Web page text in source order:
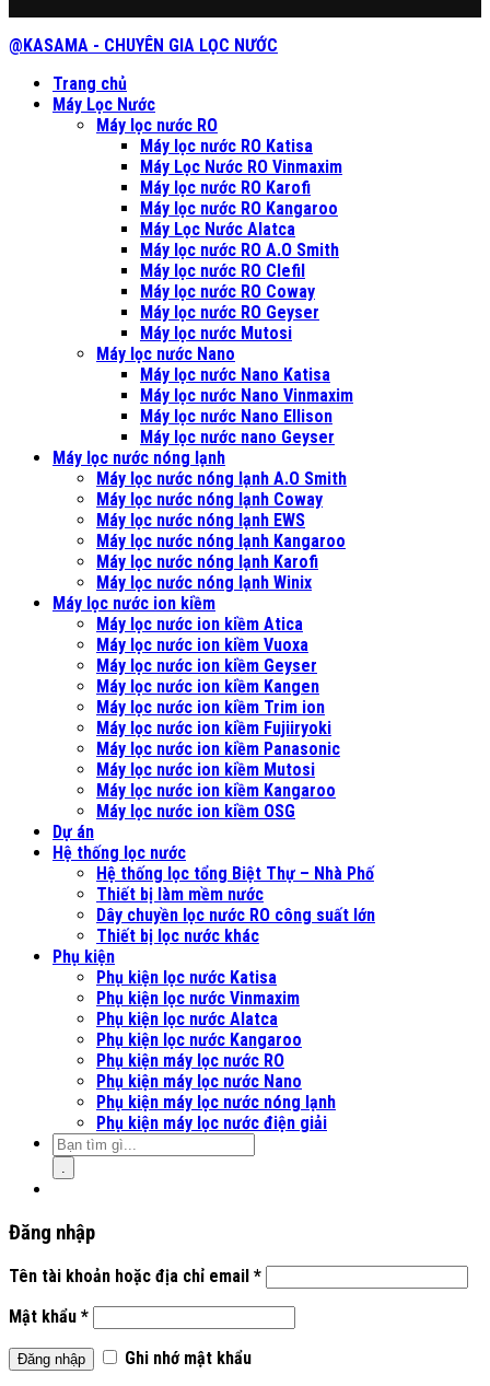
@KASAMA - CHUYÊN GIA LỌC NƯỚC
Trang chủ
Máy Lọc Nước
Máy lọc nước RO
Máy lọc nước RO Katisa
Máy Lọc Nước RO Vinmaxim
Máy lọc nước RO Karofi
Máy lọc nước RO Kangaroo
Máy Lọc Nước Alatca
Máy lọc nước RO A.O Smith
Máy lọc nước RO Clefil
Máy lọc nước RO Coway
Máy lọc nước RO Geyser
Máy lọc nước Mutosi
Máy lọc nước Nano
Máy lọc nước Nano Katisa
Máy lọc nước Nano Vinmaxim
Máy lọc nước Nano Ellison
Máy lọc nước nano Geyser
Máy lọc nước nóng lạnh
Máy lọc nước nóng lạnh A.O Smith
Máy lọc nước nóng lạnh Coway
Máy lọc nước nóng lạnh EWS
Máy lọc nước nóng lạnh Kangaroo
Máy lọc nước nóng lạnh Karofi
Máy lọc nước nóng lạnh Winix
Máy lọc nước ion kiềm
Máy lọc nước ion kiềm Atica
Máy lọc nước ion kiềm Vuoxa
Máy lọc nước ion kiềm Geyser
Máy lọc nước ion kiềm Kangen
Máy lọc nước ion kiềm Trim ion
Máy lọc nước ion kiềm Fujiiryoki
Máy lọc nước ion kiềm Panasonic
Máy lọc nước ion kiềm Mutosi
Máy lọc nước ion kiềm Kangaroo
Máy lọc nước ion kiềm OSG
Dự án
Hệ thống lọc nước
Hệ thống lọc tổng Biệt Thự – Nhà Phố
Thiết bị làm mềm nước
Dây chuyền lọc nước RO công suất lớn
Thiết bị lọc nước khác
Phụ kiện
Phụ kiện lọc nước Katisa
Phụ kiện lọc nước Vinmaxim
Phụ kiện lọc nước Alatca
Phụ kiện lọc nước Kangaroo
Phụ kiện máy lọc nước RO
Phụ kiện máy lọc nước Nano
Phụ kiện máy lọc nước nóng lạnh
Phụ kiện máy lọc nước điện giải
.
Đăng nhập
Tên tài khoản hoặc địa chỉ email *
Mật khẩu *
Đăng nhập Ghi nhớ mật khẩu